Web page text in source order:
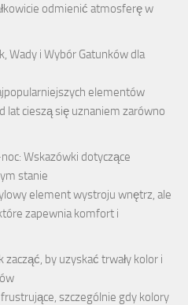
odmienić atmosferę w
Wady i Wybór Gatunków dla
elementów
cieszą się uznaniem zarówno
Wskazówki dotyczące
stanie
element wystroju wnętrz, ale
zapewnia komfort i
zacząć, by uzyskać trwały kolor i
szczególnie gdy kolory